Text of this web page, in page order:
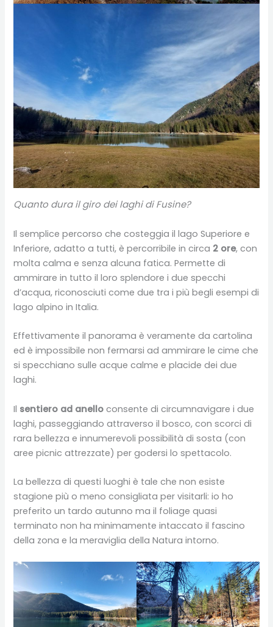
Quanto dura il giro dei laghi di Fusine?
Il semplice percorso che costeggia il lago Superiore e
Inferiore, adatto a tutti, è percorribile in circa 2 ore, con
molta calma e senza alcuna fatica. Permette di
ammirare in tutto il loro splendore i due specchi
d’acqua, riconosciuti come due tra i più begli esempi di
lago alpino in Italia.
Effettivamente il panorama è veramente da cartolina
ed è impossibile non fermarsi ad ammirare le cime che
si specchiano sulle acque calme e placide dei due
laghi.
Il sentiero ad anello consente di circumnavigare i due
laghi, passeggiando attraverso il bosco, con scorci di
rara bellezza e innumerevoli possibilità di sosta (con
aree picnic attrezzate) per godersi lo spettacolo.
La bellezza di questi luoghi è tale che non esiste
stagione più o meno consigliata per visitarli: io ho
preferito un tardo autunno ma il foliage quasi
terminato non ha minimamente intaccato il fascino
della zona e la meraviglia della Natura intorno.